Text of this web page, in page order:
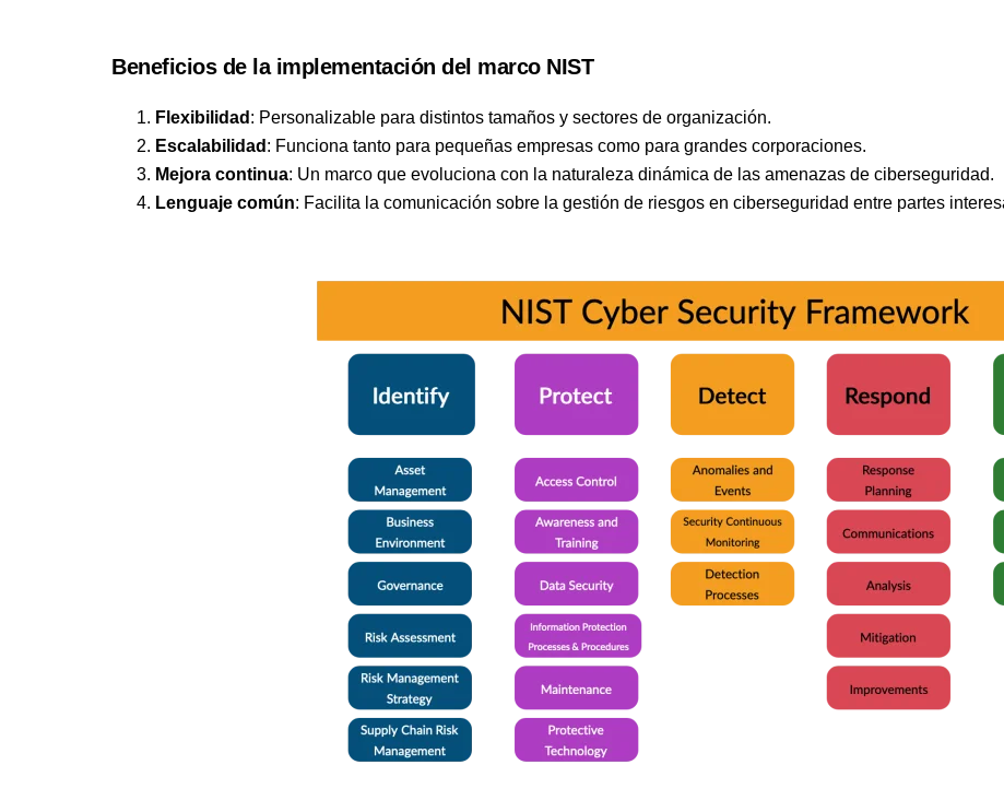
Beneficios de la implementación del marco NIST
Flexibilidad : Personalizable para distintos tamaños y sectores de organización.
Escalabilidad : Funciona tanto para pequeñas empresas como para grandes corporaciones.
Mejora continua: Un marco que evoluciona con la naturaleza dinámica de las amenazas de ciberseguridad.
Lenguaje común: Facilita la comunicación sobre la gestión de riesgos en ciberseguridad entre partes